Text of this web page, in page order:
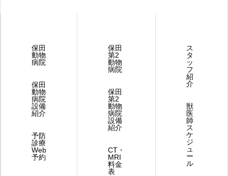
保田
動物
病院
保田
動物
病院
設備
紹介
予防
診療
Web
予約
保田
第2
動物
病院
保田
第2
動物
病院
設備
紹介
CT・
MRI
料金
表
ス
タ
ッ
フ
紹
介
獣
医
師
ス
ケ
ジ
ュ
ー
ル